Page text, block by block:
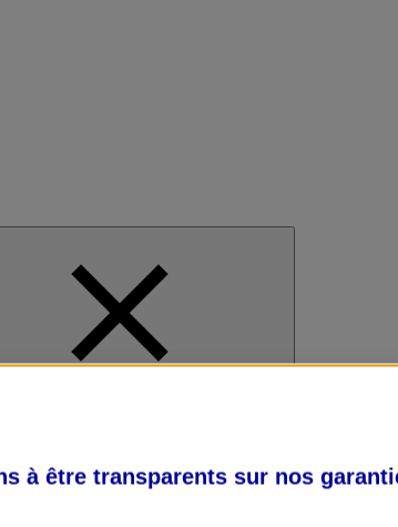
à être transparents sur nos